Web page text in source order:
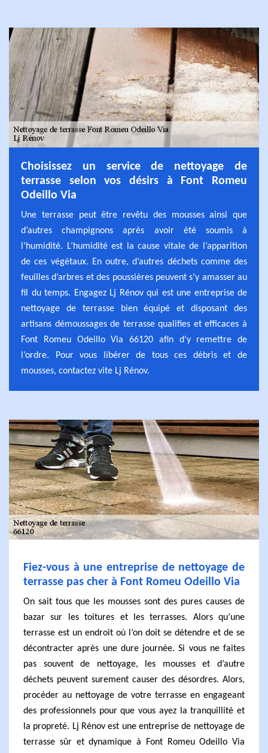
Choisissez un service de nettoyage de
terrasse selon vos désirs à Font Romeu
Odeillo Via
Une terrasse peut être revêtu des mousses ainsi que
d’autres champignons après avoir été soumis à
l’humidité. L’humidité est la cause vitale de l’apparition
de ces végétaux. En outre, d’autres déchets comme des
feuilles d’arbres et des poussières peuvent s’y amasser au
fil du temps. Engagez Lj Rénov qui est une entreprise de
nettoyage de terrasse bien équipé et disposant des
artisans démoussages de terrasse qualifies et efficaces à
Font Romeu Odeillo Via 66120 afin d’y remettre de
l’ordre. Pour vous libérer de tous ces débris et de
mousses, contactez vite Lj Rénov.
Fiez-vous à une entreprise de nettoyage de
terrasse pas cher à Font Romeu Odeillo Via
On sait tous que les mousses sont des pures causes de
bazar sur les toitures et les terrasses. Alors qu’une
terrasse est un endroit où l’on doit se détendre et de se
décontracter après une dure journée. Si vous ne faites
pas souvent de nettoyage, les mousses et d’autre
déchets peuvent surement causer des désordres. Alors,
procéder au nettoyage de votre terrasse en engageant
des professionnels pour que vous ayez la tranquillité et
la propreté. Lj Rénov est une entreprise de nettoyage de
terrasse sûr et dynamique à Font Romeu Odeillo Via